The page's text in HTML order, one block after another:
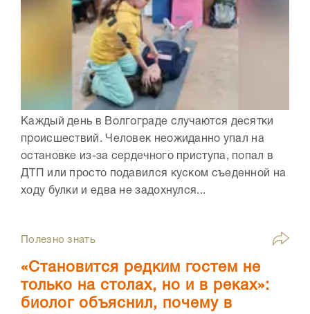
Каждый день в Волгограде случаются десятки
происшествий. Человек неожиданно упал на
остановке из-за сердечного приступа, попал в
ДТП или просто подавился куском съеденной на
ходу булки и едва не задохнулся...
Полезно знать
«Становится редким гостем не
только на столах, но и в реках»:
биолог объяснил, почему в